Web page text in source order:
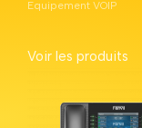
Equipement VOIP
Voir les produits